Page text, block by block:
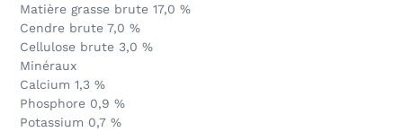
Matière grasse brute 17,0 %
Cendre brute 7,0 %
Cellulose brute 3,0 %
Minéraux
Calcium 1,3 %
Phosphore 0,9 %
Potassium 0,7 %